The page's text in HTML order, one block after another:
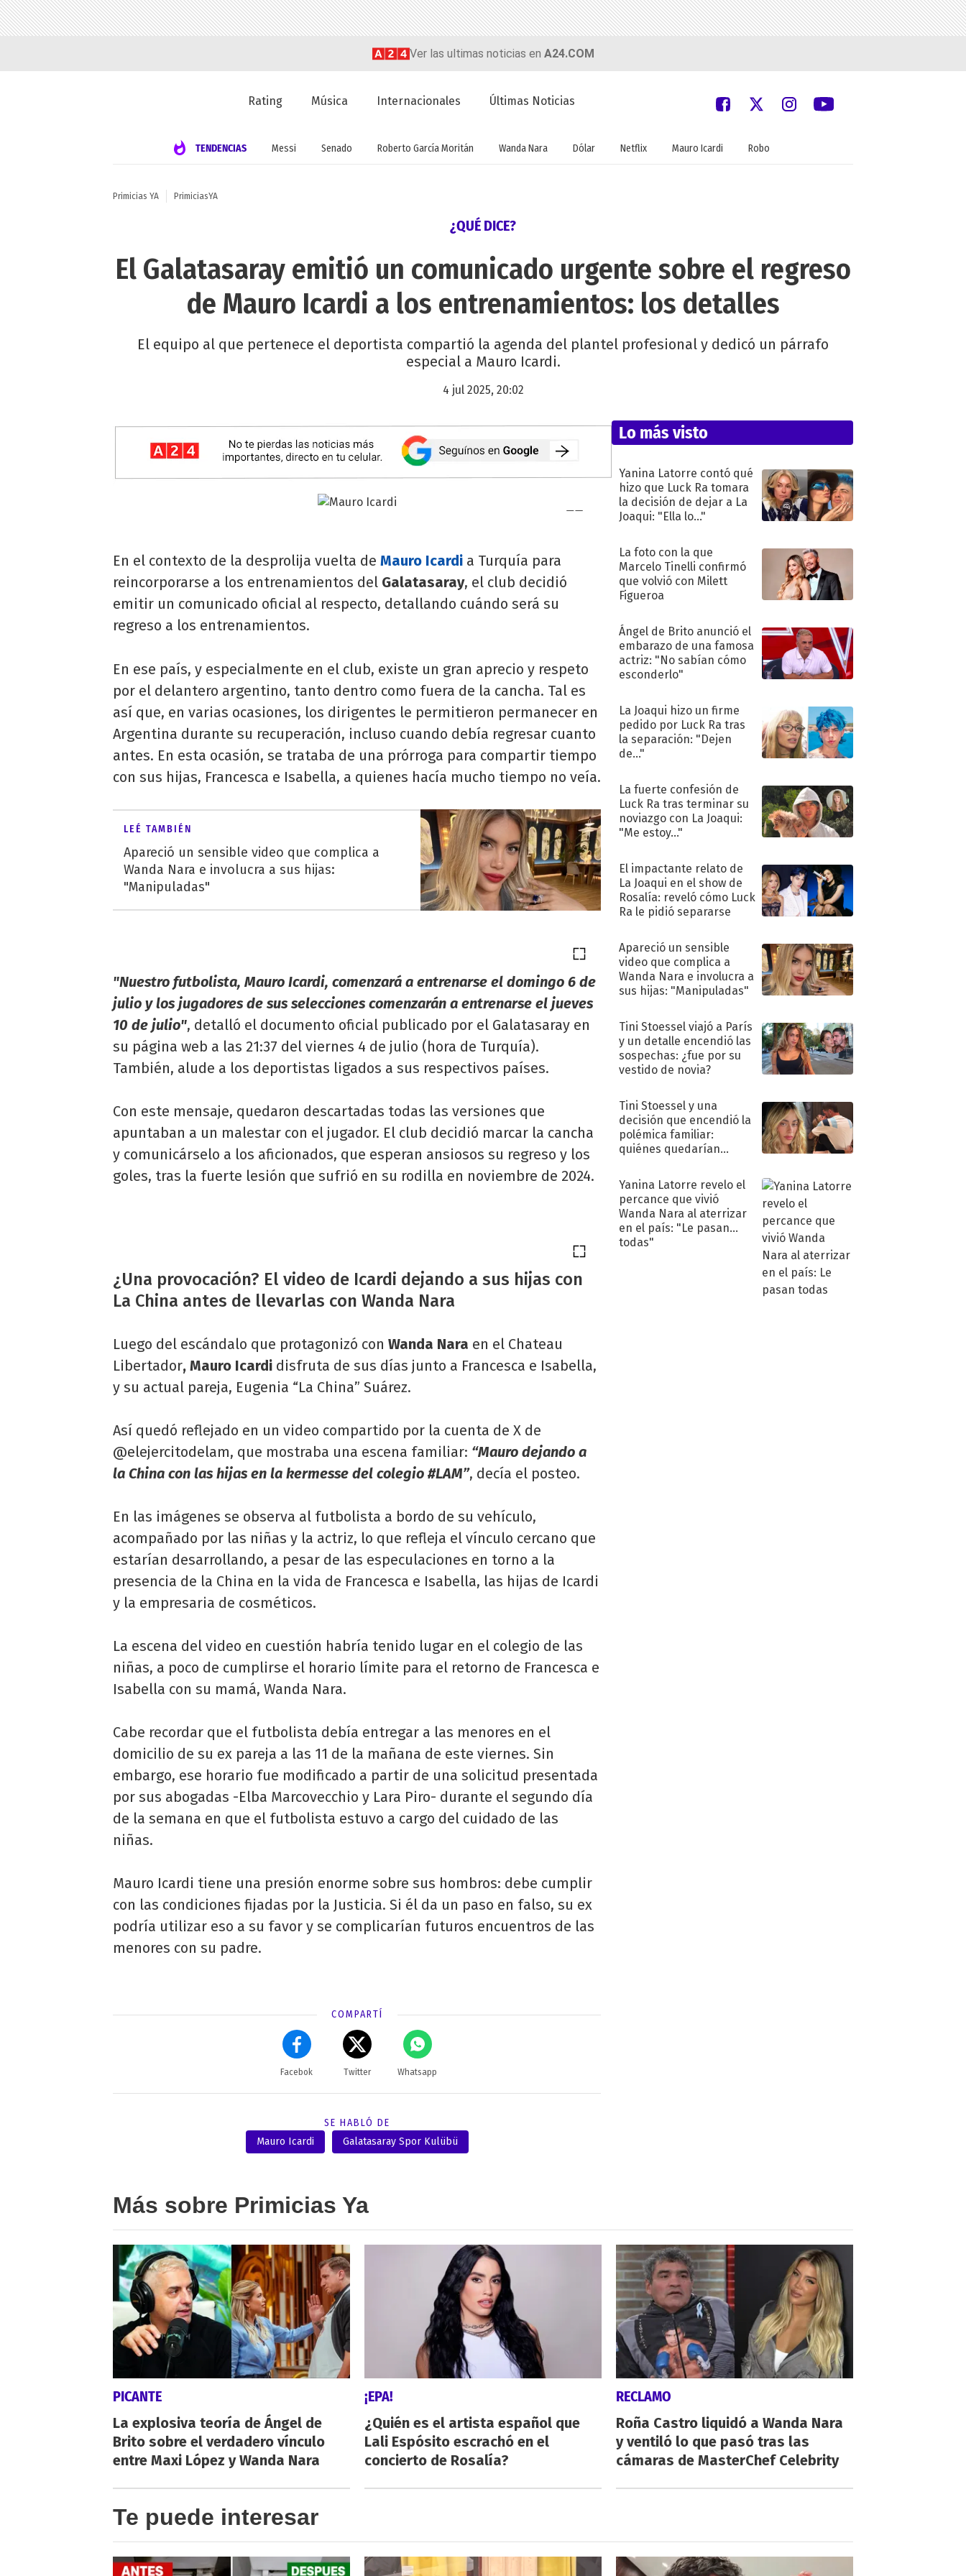
Ver las ultimas noticias en A24.COM
Rating Música Internacionales Últimas Noticias
TENDENCIAS Messi Senado Roberto García Moritán Wanda Nara Dólar Netflix Mauro Icardi Robo
Primicias YA PrimiciasYA
¿QUÉ DICE?
El Galatasaray emitió un comunicado urgente sobre el regreso
de Mauro Icardi a los entrenamientos: los detalles
El equipo al que pertenece el deportista compartió la agenda del plantel profesional y dedicó un párrafo
especial a Mauro Icardi.
4 jul 2025, 20:02
En el contexto de la desprolija vuelta de Mauro Icardi a Turquía para
reincorporarse a los entrenamientos del Galatasaray, el club decidió
emitir un comunicado oficial al respecto, detallando cuándo será su
regreso a los entrenamientos.
En ese país, y especialmente en el club, existe un gran aprecio y respeto
por el delantero argentino, tanto dentro como fuera de la cancha. Tal es
así que, en varias ocasiones, los dirigentes le permitieron permanecer en
Argentina durante su recuperación, incluso cuando debía regresar cuanto
antes. En esta ocasión, se trataba de una prórroga para compartir tiempo
con sus hijas, Francesca e Isabella, a quienes hacía mucho tiempo no veía.
LEÉ TAMBIÉN
Apareció un sensible video que complica a
Wanda Nara e involucra a sus hijas:
"Manipuladas"
"Nuestro futbolista, Mauro Icardi, comenzará a entrenarse el domingo 6 de
julio y los jugadores de sus selecciones comenzarán a entrenarse el jueves
10 de julio", detalló el documento oficial publicado por el Galatasaray en
su página web a las 21:37 del viernes 4 de julio (hora de Turquía).
También, alude a los deportistas ligados a sus respectivos países.
Con este mensaje, quedaron descartadas todas las versiones que
apuntaban a un malestar con el jugador. El club decidió marcar la cancha
y comunicárselo a los aficionados, que esperan ansiosos su regreso y los
goles, tras la fuerte lesión que sufrió en su rodilla en noviembre de 2024.
¿Una provocación? El video de Icardi dejando a sus hijas con
La China antes de llevarlas con Wanda Nara
Luego del escándalo que protagonizó con Wanda Nara en el Chateau
Libertador, Mauro Icardi disfruta de sus días junto a Francesca e Isabella,
y su actual pareja, Eugenia “La China” Suárez.
Así quedó reflejado en un video compartido por la cuenta de X de
@elejercitodelam, que mostraba una escena familiar: “Mauro dejando a
la China con las hijas en la kermesse del colegio #LAM”, decía el posteo.
En las imágenes se observa al futbolista a bordo de su vehículo,
acompañado por las niñas y la actriz, lo que refleja el vínculo cercano que
estarían desarrollando, a pesar de las especulaciones en torno a la
presencia de la China en la vida de Francesca e Isabella, las hijas de Icardi
y la empresaria de cosméticos.
La escena del video en cuestión habría tenido lugar en el colegio de las
niñas, a poco de cumplirse el horario límite para el retorno de Francesca e
Isabella con su mamá, Wanda Nara.
Cabe recordar que el futbolista debía entregar a las menores en el
domicilio de su ex pareja a las 11 de la mañana de este viernes. Sin
embargo, ese horario fue modificado a partir de una solicitud presentada
por sus abogadas -Elba Marcovecchio y Lara Piro- durante el segundo día
de la semana en que el futbolista estuvo a cargo del cuidado de las
niñas.
Mauro Icardi tiene una presión enorme sobre sus hombros: debe cumplir
con las condiciones fijadas por la Justicia. Si él da un paso en falso, su ex
podría utilizar eso a su favor y se complicarían futuros encuentros de las
menores con su padre.
COMPARTÍ
Facebok Twitter Whatsapp
SE HABLÓ DE
Mauro Icardi
Galatasaray Spor Kulübü
Lo más visto
Yanina Latorre contó qué
hizo que Luck Ra tomara
la decisión de dejar a La
Joaqui: "Ella lo..."
La foto con la que
Marcelo Tinelli confirmó
que volvió con Milett
Figueroa
Ángel de Brito anunció el
embarazo de una famosa
actriz: "No sabían cómo
esconderlo"
La Joaqui hizo un firme
pedido por Luck Ra tras
la separación: "Dejen
de..."
La fuerte confesión de
Luck Ra tras terminar su
noviazgo con La Joaqui:
"Me estoy..."
El impactante relato de
La Joaqui en el show de
Rosalía: reveló cómo Luck
Ra le pidió separarse
Apareció un sensible
video que complica a
Wanda Nara e involucra a
sus hijas: "Manipuladas"
Tini Stoessel viajó a París
y un detalle encendió las
sospechas: ¿fue por su
vestido de novia?
Tini Stoessel y una
decisión que encendió la
polémica familiar:
quiénes quedarían
Yanina Latorre revelo el
percance que vivió
Wanda Nara al aterrizar
en el país: "Le pasan
todas"
Más sobre Primicias Ya
PICANTE
La explosiva teoría de Ángel de
Brito sobre el verdadero vínculo
entre Maxi López y Wanda Nara
¡EPA!
¿Quién es el artista español que
Lali Espósito escrachó en el
concierto de Rosalía?
RECLAMO
Roña Castro liquidó a Wanda Nara
y ventiló lo que pasó tras las
cámaras de MasterChef Celebrity
Te puede interesar